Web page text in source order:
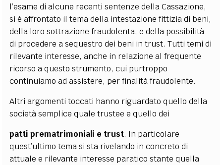
l’esame di alcune recenti sentenze della Cassazione,
si è affrontato il tema della intestazione fittizia di beni,
della loro sottrazione fraudolenta, e della possibilità
di procedere a sequestro dei beni in trust. Tutti temi di
rilevante interesse, anche in relazione al frequente
ricorso a questo strumento, cui purtroppo
continuiamo ad assistere, per finalità fraudolente.
Altri argomenti toccati hanno riguardato quello della
società semplice quale trustee e quello dei
patti prematrimoniali e trust. In particolare
quest’ultimo tema si sta rivelando in concreto di
attuale e rilevante interesse paratico stante quella